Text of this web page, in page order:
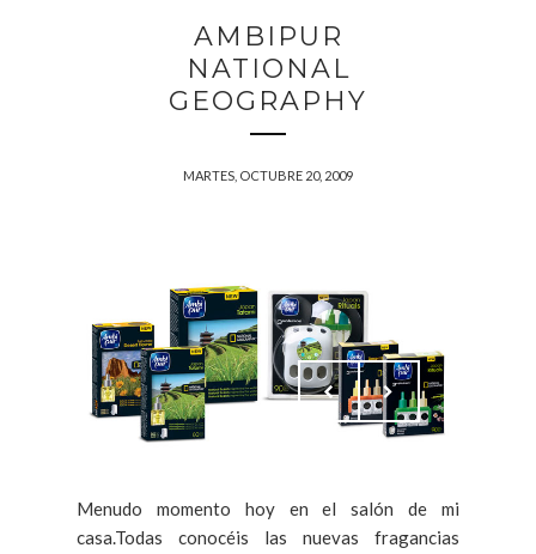
AMBIPUR
NATIONAL
GEOGRAPHY
MARTES, OCTUBRE 20, 2009
Menudo momento hoy en el salón de mi
casa.Todas conocéis las nuevas fragancias